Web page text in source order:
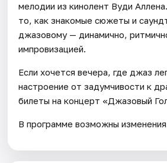
мелодии из кинолент Вуди
то, как знакомые сюжеты и
джазовому — динамично,
импровизацией.
Если хочется вечера, где джаз
настроение от задумчивости к
билеты на концерт «Джазовый
В программе возможны